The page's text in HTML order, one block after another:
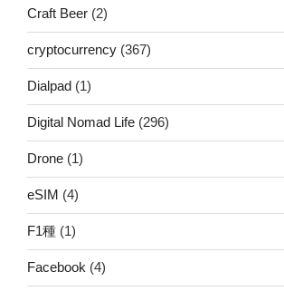
Craft Beer (2)
cryptocurrency (367)
Dialpad (1)
Digital Nomad Life (296)
Drone (1)
eSIM (4)
F1種 (1)
Facebook (4)